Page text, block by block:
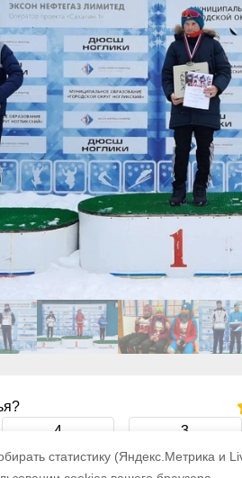
статистику (Яндекс.Метрика и
4 3